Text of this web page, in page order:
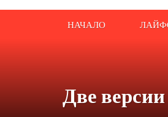
НАЧАЛО
Две